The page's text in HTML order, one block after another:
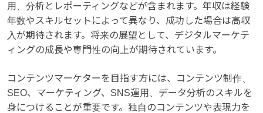
用、分析とレポーティングなどが含まれます。年収は経験
年数やスキルセットによって異なり、成功した場合は高収
入が期待されます。将来の展望として、デジタルマーケテ
ィングの成長や専門性の向上が期待されています。
コンテンツマーケターを目指す方には、コンテンツ制作、
SEO、マーケティング、SNS運用、データ分析のスキルを
身につけることが重要です。独自のコンテンツや表現力を